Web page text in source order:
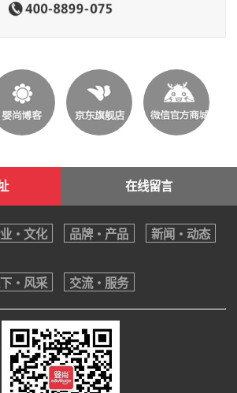
在线留言
・文化 品牌・产品 新闻・动态
・风采 交流・服务